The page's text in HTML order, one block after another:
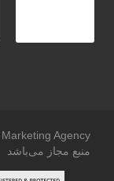
منبع مجاز می‌باشد